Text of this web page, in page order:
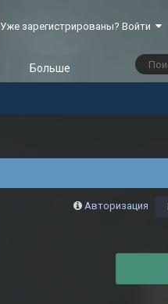
Уже зарегистрированы? Войти
Больше
Авторизация